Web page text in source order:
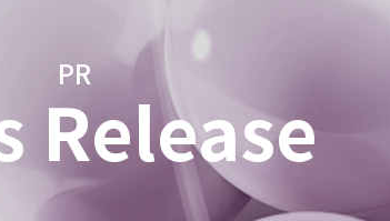
PR
Release